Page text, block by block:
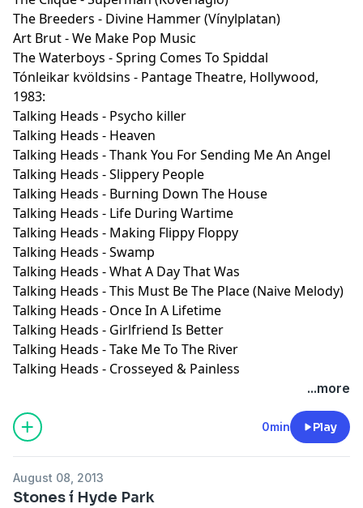
The Breeders - Divine Hammer (Vínylplatan)
Art Brut - We Make Pop Music
The Waterboys - Spring Comes To Spiddal
Tónleikar kvöldsins - Pantage Theatre, Hollywood,
1983:
Talking Heads - Psycho killer
Talking Heads - Heaven
Talking Heads - Thank You For Sending Me An Angel
Talking Heads - Slippery People
Talking Heads - Burning Down The House
Talking Heads - Life During Wartime
Talking Heads - Making Flippy Floppy
Talking Heads - Swamp
Talking Heads - What A Day That Was
Talking Heads - This Must Be The Place (Naive Melody)
Talking Heads - Once In A Lifetime
Talking Heads - Girlfriend Is Better
Talking Heads - Take Me To The River
Talking Heads - Crosseyed & Painless
...more
0min Play
August 08, 2013
Stones í Hyde Park